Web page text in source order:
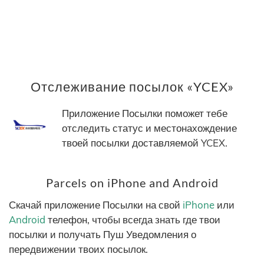
Отслеживание посылок «YCEX»
Приложение Посылки поможет тебе
отследить статус и местонахождение
твоей посылки доставляемой YCEX.
Parcels on iPhone and Android
Скачай приложение Посылки на свой iPhone или
Android телефон, чтобы всегда знать где твои
посылки и получать Пуш Уведомления о
передвижении твоих посылок.